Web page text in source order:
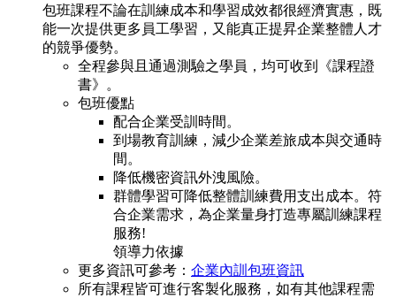
包班課程不論在訓練成本和學習成效都很經濟實惠，既
能一次提供更多員工學習，又能真正提昇企業整體人才
的競爭優勢。
全程參與且通過測驗之學員，均可收到《課程證
書》。
包班優點
配合企業受訓時間。
到場教育訓練，減少企業差旅成本與交通時
間。
降低機密資訊外洩風險。
群體學習可降低整體訓練費用支出成本。符
合企業需求，為企業量身打造專屬訓練課程
服務!
領導力依據
更多資訊可參考： 企業內訓包班資訊
所有課程皆可進行客製化服務，如有其他課程需